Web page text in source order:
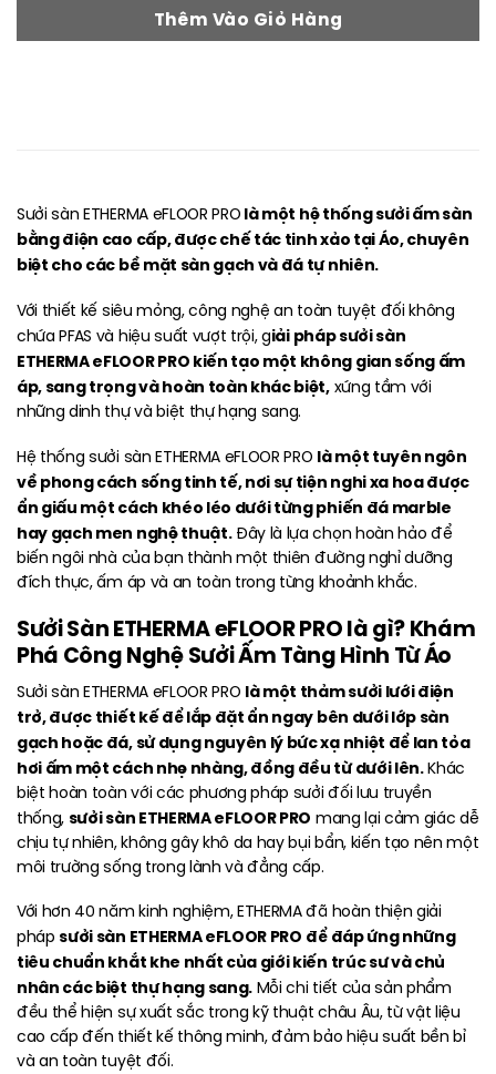
Thêm Vào Giỏ Hàng
Sưởi sàn ETHERMA eFLOOR PROlà một hệ thống sưởi ấm sàn
bằng điện cao cấp, được chế tác tinh xảo tại Áo, chuyên
biệt cho các bề mặt sàn gạch và đá tự nhiên.
Với thiết kế siêu mỏng, công nghệ an toàn tuyệt đối không
chứa PFAS và hiệu suất vượt trội, giải pháp sưởi sàn
ETHERMA eFLOOR PRO kiến tạo một không gian sống ấm
áp, sang trọng và hoàn toàn khác biệt,xứng tầm với
những dinh thự và biệt thự hạng sang.
Hệ thống sưởi sàn ETHERMA eFLOOR PRO là một tuyên ngôn
về phong cách sống tinh tế, nơi sự tiện nghi xa hoa được
ẩn giấu một cách khéo léo dưới từng phiến đá marble
hay gạch men nghệ thuật.Đây là lựa chọn hoàn hảo để
biến ngôi nhà của bạn thành một thiên đường nghỉ dưỡng
đích thực, ấm áp và an toàn trong từng khoảnh khắc.
Sưởi Sàn ETHERMA eFLOOR PRO là gì? Khám
Phá Công Nghệ Sưởi Ấm Tàng Hình Từ Áo
Sưởi sàn ETHERMA eFLOOR PRO là một thảm sưởi lưới điện
trở, được thiết kế để lắp đặt ẩn ngay bên dưới lớp sàn
gạch hoặc đá, sử dụng nguyên lý bức xạ nhiệt để lan tỏa
hơi ấm một cách nhẹ nhàng, đồng đều từ dưới lên.Khác
biệt hoàn toàn với các phương pháp sưởi đối lưu truyền
thống, sưởi sàn ETHERMA eFLOOR PRO mang lại cảm giác dễ
chịu tự nhiên, không gây khô da hay bụi bẩn, kiến tạo nên một
môi trường sống trong lành và đẳng cấp.
Với hơn 40 năm kinh nghiệm, ETHERMA đã hoàn thiện giải
pháp sưởi sàn ETHERMA eFLOOR PRO để đáp ứng những
tiêu chuẩn khắt khe nhất của giới kiến trúc sư và chủ
nhân các biệt thự hạng sang.Mỗi chi tiết của sản phẩm
đều thể hiện sự xuất sắc trong kỹ thuật châu Âu, từ vật liệu
cao cấp đến thiết kế thông minh, đảm bảo hiệu suất bền bỉ
và an toàn tuyệt đối.